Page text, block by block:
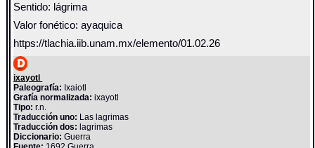
Sentido: lágrima
Valor fonético: ayaquica
https://tlachia.iib.unam.mx/elemento/01.02.26
ixayotl
Paleografía: Ixaiotl
Grafía normalizada: ixayotl
Tipo: r.n.
Traducción uno: Las lagrimas
Traducción dos: lagrimas
Diccionario:Guerra